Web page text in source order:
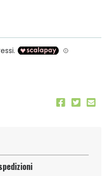
fino al 40% valido